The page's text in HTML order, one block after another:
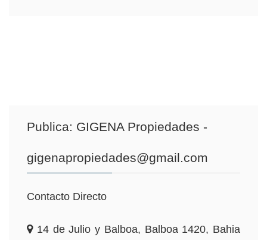
Publica: GIGENA Propiedades -
gigenapropiedades@gmail.com
Contacto Directo
14 de Julio y Balboa, Balboa 1420, Bahia